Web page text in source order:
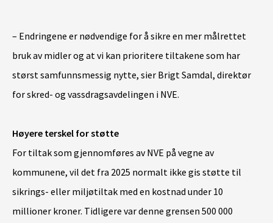
– Endringene er nødvendige for å sikre en mer målrettet
bruk av midler og at vi kan prioritere tiltakene som har
størst samfunnsmessig nytte, sier Brigt Samdal, direktør
for skred- og vassdragsavdelingen i NVE.
Høyere terskel for støtte
For tiltak som gjennomføres av NVE på vegne av
kommunene, vil det fra 2025 normalt ikke gis støtte til
sikrings- eller miljøtiltak med en kostnad under 10
millioner kroner. Tidligere var denne grensen 500 000